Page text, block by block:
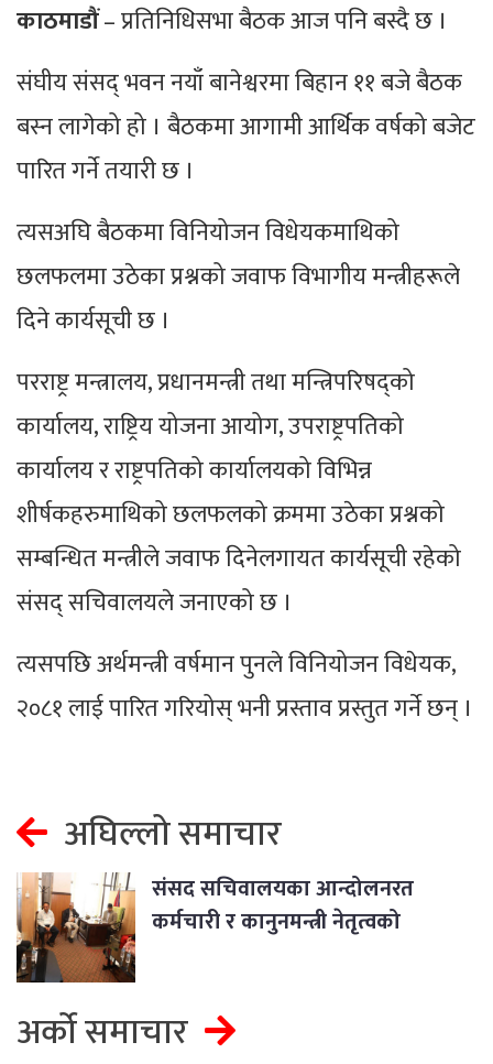
काठमाडौं– प्रतिनिधिसभा बैठक आज पनि बस्दै छ ।
संघीय संसद् भवन नयाँ बानेश्वरमा बिहान ११ बजे बैठक
बस्न लागेको हो । बैठकमा आगामी आर्थिक वर्षको बजेट
पारित गर्ने तयारी छ ।
त्यसअघि बैठकमा विनियोजन विधेयकमाथिको
छलफलमा उठेका प्रश्नको जवाफ विभागीय मन्त्रीहरूले
दिने कार्यसूची छ ।
परराष्ट्र मन्त्रालय, प्रधानमन्त्री तथा मन्त्रिपरिषद्को
कार्यालय, राष्ट्रिय योजना आयोग, उपराष्ट्रपतिको
कार्यालय र राष्ट्रपतिको कार्यालयको विभिन्न
शीर्षकहरुमाथिको छलफलको क्रममा उठेका प्रश्नको
सम्बन्धित मन्त्रीले जवाफ दिनेलगायत कार्यसूची रहेको
संसद् सचिवालयले जनाएको छ ।
त्यसपछि अर्थमन्त्री वर्षमान पुनले विनियोजन विधेयक,
२०८१ लाई पारित गरियोस् भनी प्रस्ताव प्रस्तुत गर्ने छन् ।
अघिल्लो समाचार
संसद सचिवालयका आन्दोलनरत
कर्मचारी र कानुनमन्त्री नेतृत्वको
अर्को समाचार